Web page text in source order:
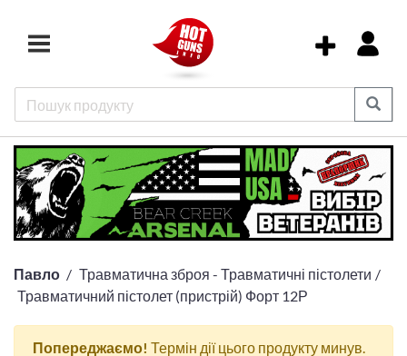
Павло
Травматична зброя - Травматичні пістолети
Травматичний пістолет (пристрій) Форт 12Р
Попереджаємо! Термін дії цього продукту минув.